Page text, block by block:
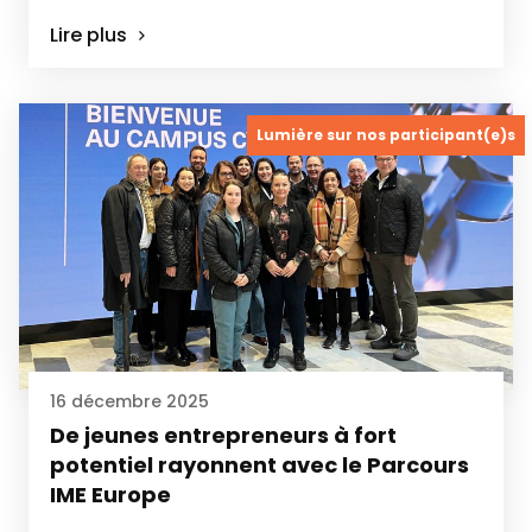
Lire plus
Lumière sur nos participant(e)s
16 décembre 2025
De jeunes entrepreneurs à fort
potentiel rayonnent avec le Parcours
IME Europe